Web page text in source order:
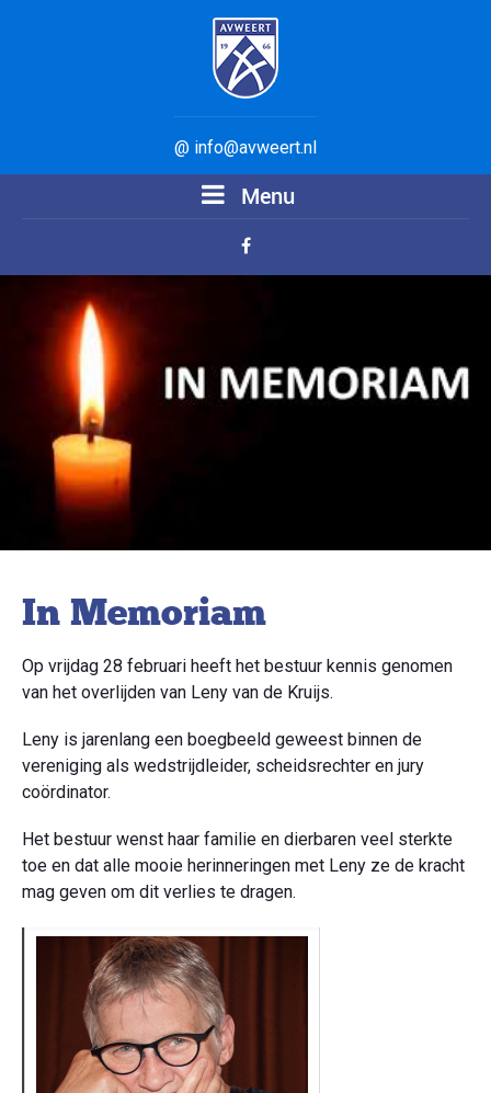
@ info@avweert.nl
Menu
In Memoriam
Op vrijdag 28 februari heeft het bestuur kennis genomen
van het overlijden van Leny van de Kruijs.
Leny is jarenlang een boegbeeld geweest binnen de
vereniging als wedstrijdleider, scheidsrechter en jury
coördinator.
Het bestuur wenst haar familie en dierbaren veel sterkte
toe en dat alle mooie herinneringen met Leny ze de kracht
mag geven om dit verlies te dragen.